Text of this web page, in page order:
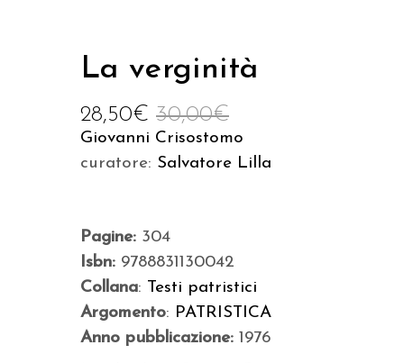
La verginità
30,00€
28,50€
Giovanni Crisostomo
curatore: Salvatore Lilla
Pagine: 304
Isbn: 9788831130042
Collana: Testi patristici
Argomento: PATRISTICA
Anno pubblicazione: 1976